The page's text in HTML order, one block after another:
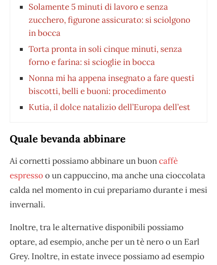
Solamente 5 minuti di lavoro e senza
zucchero, figurone assicurato: si sciolgono
in bocca
Torta pronta in soli cinque minuti, senza
forno e farina: si scioglie in bocca
Nonna mi ha appena insegnato a fare questi
biscotti, belli e buoni: procedimento
Kutia, il dolce natalizio dell’Europa dell’est
Quale bevanda abbinare
Ai cornetti possiamo abbinare un buoncaffè
espressoo un cappuccino, ma anche una cioccolata
calda nel momento in cui prepariamo durante i mesi
invernali.
Inoltre, tra le alternative disponibili possiamo
optare, ad esempio, anche per un tè nero o un Earl
Grey. Inoltre, in estate invece possiamo ad esempio